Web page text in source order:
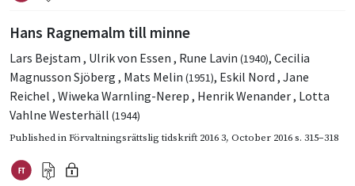
Hans Ragnemalm till minne
Lars Bejstam , Ulrik von Essen , Rune Lavin (1940), Cecilia
Magnusson Sjöberg , Mats Melin (1951), Eskil Nord , Jane
Reichel , Wiweka Warnling-Nerep , Henrik Wenander, Lotta
Vahlne Westerhäll (1944)
Published inFörvaltningsrättslig tidskrift 2016 3, October 2016s. 315–318